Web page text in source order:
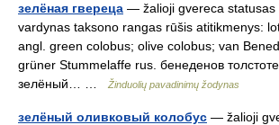
зелёная гвереца — žalioji gvereca statusas
vardynas taksono rangas rūšis atitikmenys:
angl. green colobus; olive colobus; van
grüner Stummelaffe rus. бенеденов
зелёный… …
Žinduolių pavadinimų žodynas
зелёный оливковый колобус — žalioji